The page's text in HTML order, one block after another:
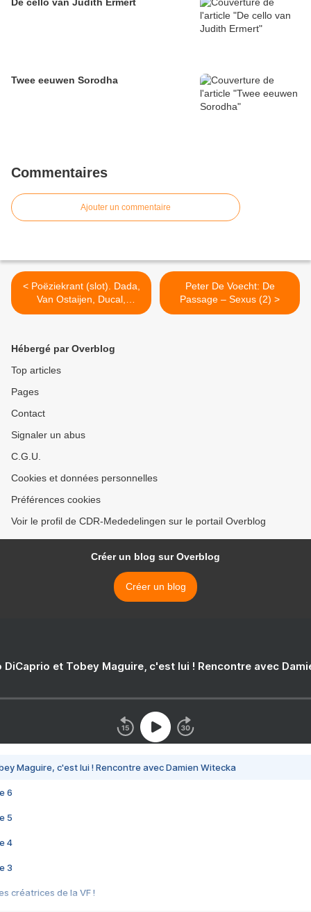
Twee eeuwen Sorodha
Commentaires
Ajouter un commentaire
< Poëziekrant (slot). Dada,
Van Ostaijen, Ducal,
Brassinga enz.
Peter De Voecht: De
Passage – Sexus (2) >
Hébergé par Overblog
Top articles
Pages
Contact
Signaler un abus
C.G.U.
Cookies et données personnelles
Préférences cookies
Voir le profil de CDR-Mededelingen sur le portail Overblog
Créer un blog sur Overblog
Créer un blog
DiCaprio et Tobey Maguire, c'est lui ! Rencontre avec
Maguire, c'est lui ! Rencontre avec Damien Witecka
6
5
4
3
créatrices de la VF !